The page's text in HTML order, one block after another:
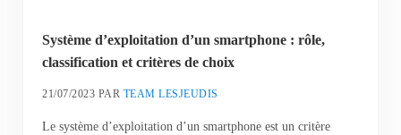
Système d’exploitation d’un smartphone : rôle,
classification et critères de choix
21/07/2023 PAR TEAM LESJEUDIS
Le système d’exploitation d’un smartphone est un critère